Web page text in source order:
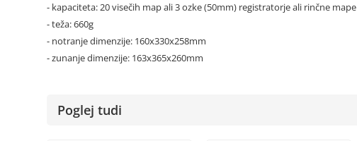
- kapaciteta: 20 visečih map ali 3 ozke (50mm) registratorje ali rinčne mape
- teža: 660g
- notranje dimenzije: 160x330x258mm
- zunanje dimenzije: 163x365x260mm
Poglej tudi